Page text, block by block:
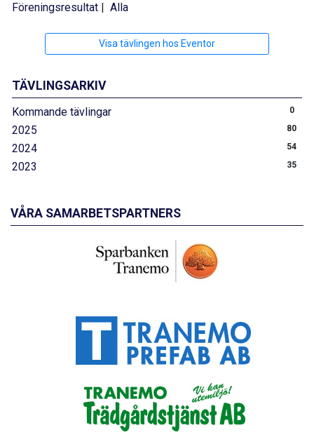
TÄVLINGSARKIV
Kommande tävlingar 0
2025 80
2024 54
2023 35
Föreningsresultat | Alla
Visa tävlingen hos Eventor
VÅRA SAMARBETSPARTNERS